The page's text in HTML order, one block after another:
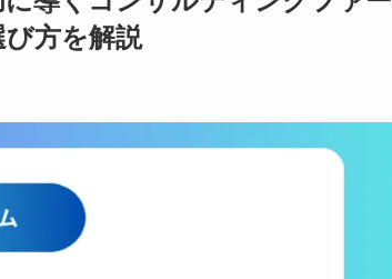
方を解説